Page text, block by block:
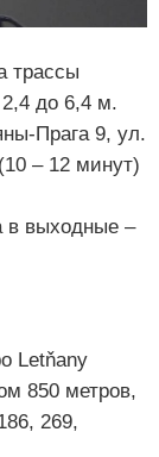
трассы
до 6,4 м.
Прага 9, ул.
– 12 минут)
в выходные –
Letňany
850 метров,
269,